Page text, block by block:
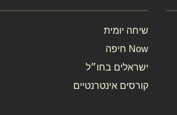
שיחה יומית
Now חיפה
ישראלים בחו״ל
קורסים אינטרנטיים